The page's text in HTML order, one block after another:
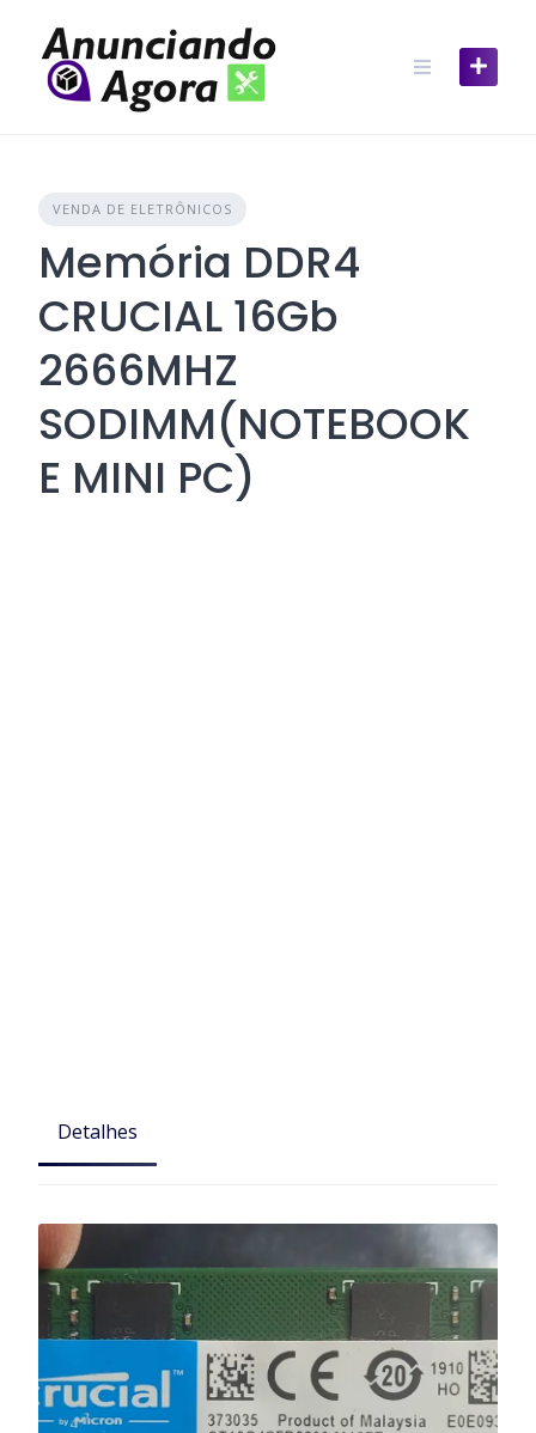
VENDA DE ELETRÔNICOS
Memória DDR4
CRUCIAL 16Gb
2666MHZ
SODIMM(NOTEBOOK
E MINI PC)
Detalhes